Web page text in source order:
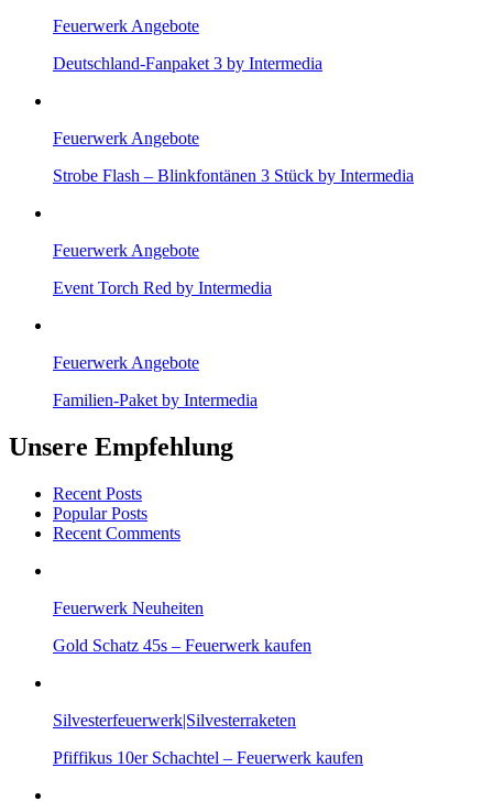
Feuerwerk Angebote
Deutschland-Fanpaket 3 by Intermedia
Feuerwerk Angebote
Strobe Flash – Blinkfontänen 3 Stück by Intermedia
Feuerwerk Angebote
Event Torch Red by Intermedia
Feuerwerk Angebote
Familien-Paket by Intermedia
Unsere Empfehlung
Recent Posts
Popular Posts
Recent Comments
Feuerwerk Neuheiten
Gold Schatz 45s – Feuerwerk kaufen
Silvesterfeuerwerk|Silvesterraketen
Pfiffikus 10er Schachtel – Feuerwerk kaufen